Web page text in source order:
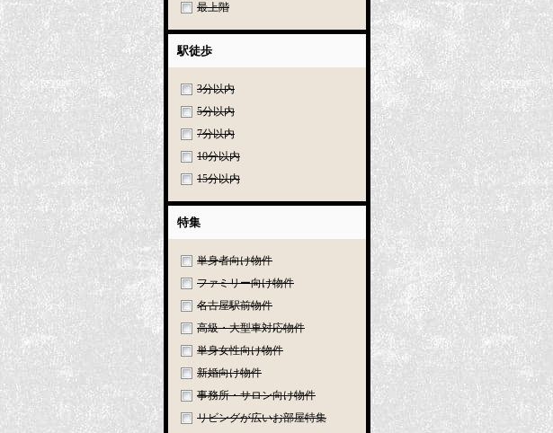
最上階
駅徒歩
3分以内
5分以内
7分以内
10分以内
15分以内
特集
単身者向け物件
ファミリー向け物件
名古屋駅前物件
高級・大型車対応物件
単身女性向け物件
新婚向け物件
事務所・サロン向け物件
リビングが広いお部屋特集